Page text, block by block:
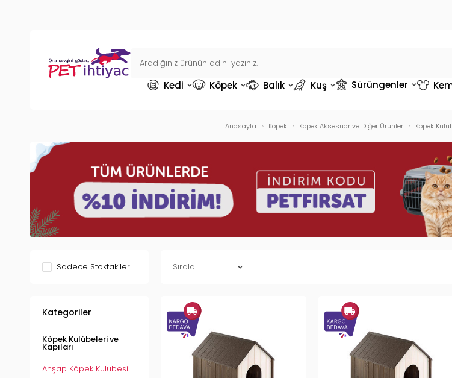
Kedi Köpek Balık Kuş Sürüngenler
Anasayfa Köpek Köpek Aksesuar ve Diğer Ürünler Köpek
Sadece Stoktakiler
Kategoriler
Köpek Kulübeleri ve
Kapıları
Ahşap Köpek Kulubesi